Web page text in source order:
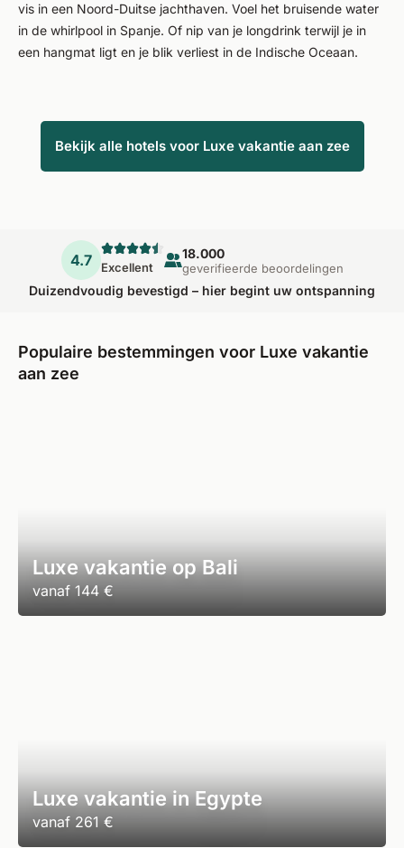
vis in een Noord-Duitse jachthaven. Voel het bruisende water
in de whirlpool in Spanje. Of nip van je longdrink terwijl je in
een hangmat ligt en je blik verliest in de Indische Oceaan.
Bekijk alle hotels voor Luxe vakantie aan zee
4.7 Excellent
18.000
geverifieerde beoordelingen
Duizendvoudig bevestigd – hier begint uw ontspanning
Populaire bestemmingen voor Luxe vakantie
aan zee
Luxe vakantie op Bali
vanaf 144 €
Luxe vakantie in Egypte
vanaf 261 €